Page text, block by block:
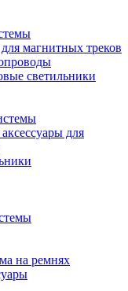
магнитных треков
светильники
для
на ремнях